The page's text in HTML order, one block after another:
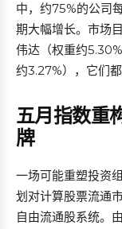
中，约75%的公司
期大幅增长。市场
伟达（权重约
约3.27%），它们
五月指数重
牌
一场可能重塑投资
划对计算股票流通
自由流通股系统。